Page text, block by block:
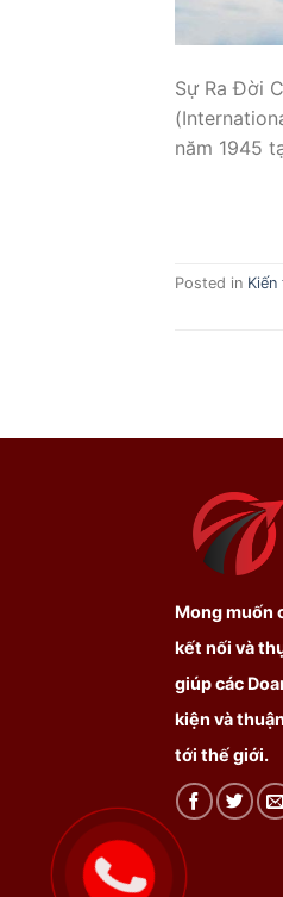
Sự Ra Đời
năm 1945
Posted in
Mong muốn
kết nối và
giúp các
kiện và
tới thế giới.